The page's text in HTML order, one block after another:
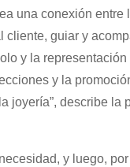
una conexión entre
cliente, guiar y
y la
y la
joyería”, describe la
y luego,